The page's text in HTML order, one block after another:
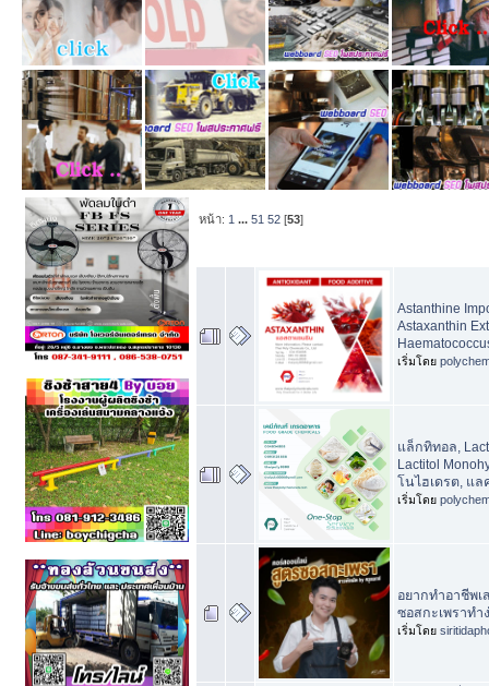
หน้า: 1 ...51 52 [53]
Astanthine
Astaxanthin
เริ่มโดย
แล็กทิทอล,
Lactitol
โนไฮเดรต, แล
เริ่มโดย
อยากทำอาชีพ
ซอสกะเพราทำ
เริ่มโดย